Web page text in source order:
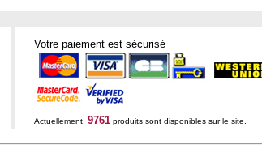
Votre paiement est sécurisé
Actuellement, 9761produits sont disponibles sur le site.